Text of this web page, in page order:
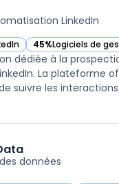
LinkedIn
catégorie
45%Logiciels de
— voir Octopus
dédiée à la
La
suivre les
données